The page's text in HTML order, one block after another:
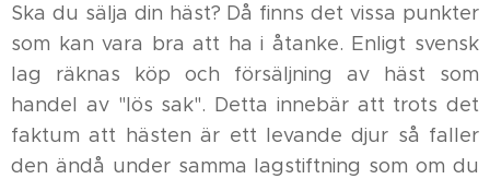
Ska du sälja din häst? Då finns det vissa punkter
som kan vara bra att ha i åtanke. Enligt svensk
lag räknas köp och försäljning av häst som
handel av "lös sak". Detta innebär att trots det
faktum att hästen är ett levande djur så faller
den ändå under samma lagstiftning som om du